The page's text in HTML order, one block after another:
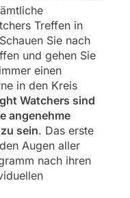
Treffen in
Sie nach
und gehen Sie
einen
in den Kreis
Watchers sind
angenehme
sein. Das erste
Augen aller
nach ihren